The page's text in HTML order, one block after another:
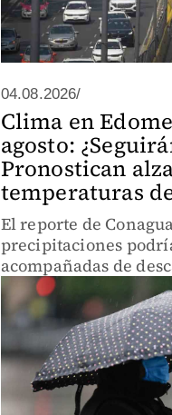
04.08.2026/
Clima en
agosto:
Pronostican
temperaturas
El reporte de
precipitaciones
acompañadas de